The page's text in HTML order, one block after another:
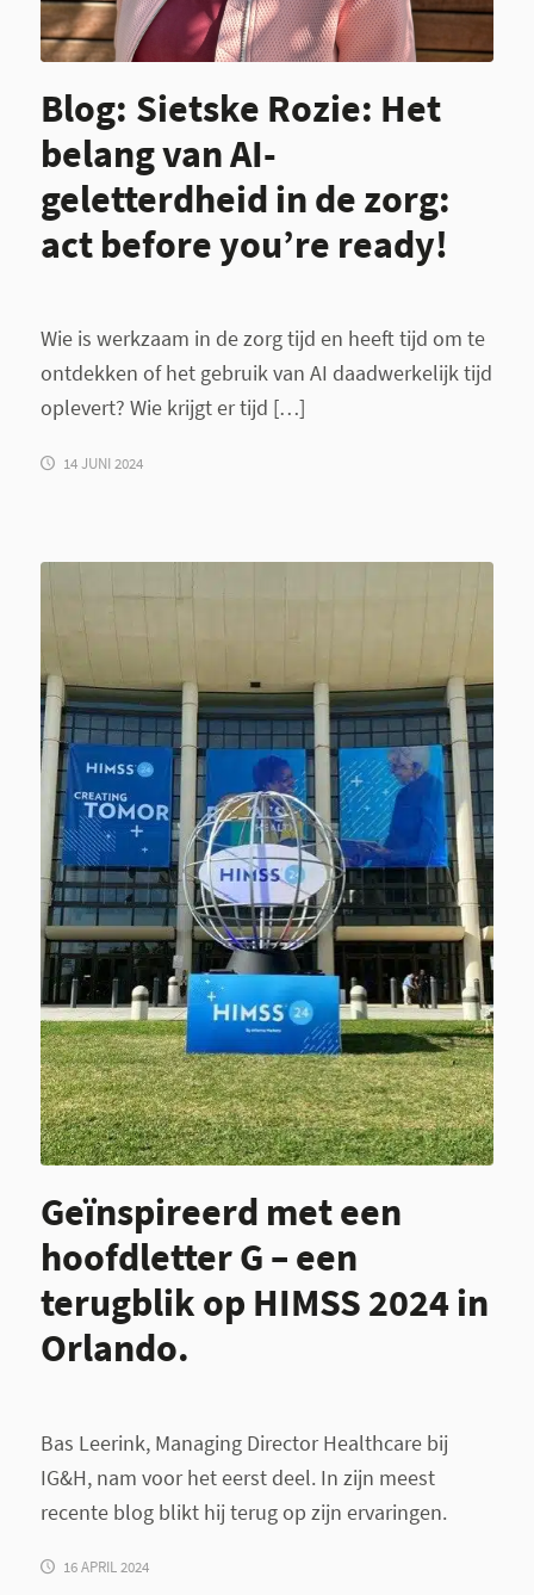
Blog: Sietske Rozie: Het
belang van AI-
geletterdheid in de zorg:
act before you’re ready!
Wie is werkzaam in de zorg tijd en heeft tijd om te
ontdekken of het gebruik van AI daadwerkelijk tijd
oplevert? Wie krijgt er tijd […]
14 JUNI 2024
Geïnspireerd met een
hoofdletter G – een
terugblik op HIMSS 2024 in
Orlando.
Bas Leerink, Managing Director Healthcare bij
IG&H, nam voor het eerst deel. In zijn meest
recente blog blikt hij terug op zijn ervaringen.
16 APRIL 2024